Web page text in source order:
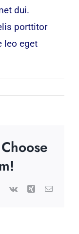
dui.
porttitor
leo eget
Vk Xing E-